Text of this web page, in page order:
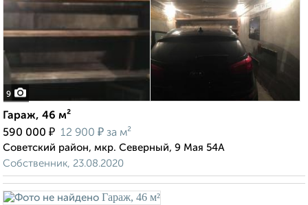
9
Гараж, 46 м²
590 000 ₽ 12 900 ₽ за м²
Советский район, мкр. Северный, 9 Мая 54А
Собственник, 23.08.2020